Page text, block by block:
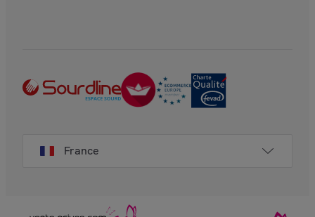
France